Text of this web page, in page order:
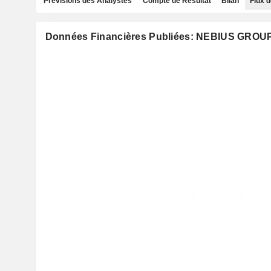
Données Financières Publiées: NEBIUS